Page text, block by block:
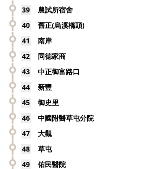
39 農試所宿舍
40 舊正(烏溪橋頭)
41 南岸
42 同德家商
43 中正御富路口
44 新豐
45 御史里
46 中國附醫草屯分院
47 大觀
48 草屯
49 佑民醫院